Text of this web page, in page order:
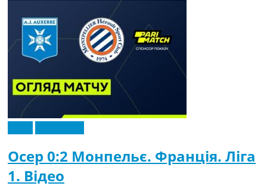
Осер 0:2 Монпельє. Франція. Ліга
1. Відео